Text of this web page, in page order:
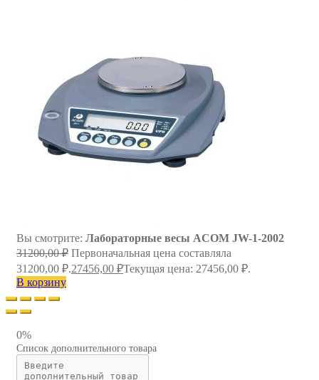
Вы смотрите: Лабораторные весы ACOM JW-1-2002
31200,00₽ Первоначальная цена составляла
31200,00 ₽.27456,00 ₽Текущая цена: 27456,00 ₽.
В корзину
0%
Список дополнительного товара